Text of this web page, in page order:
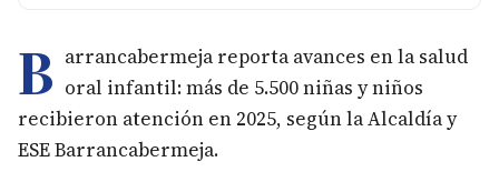
B arrancabermeja reporta avances en la salud
oral infantil: más de 5.500 niñas y niños
recibieron atención en 2025, según la Alcaldía y
ESE Barrancabermeja.